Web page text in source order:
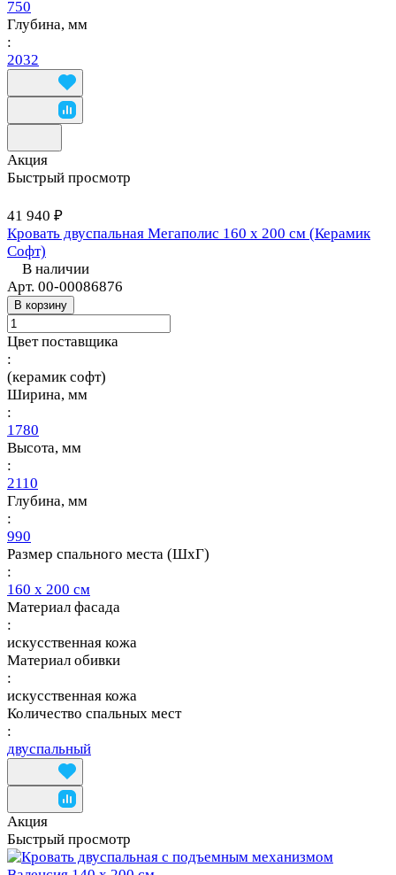
750
Глубина, мм
:
2032
Акция
Быстрый просмотр
41 940 ₽
Кровать двуспальная Мегаполис 160 х 200 см (Керамик
Софт)
В наличии
Арт. 00-00086876
В корзину
Цвет поставщика
:
(керамик софт)
Ширина, мм
:
1780
Высота, мм
:
2110
Глубина, мм
:
990
Размер спального места (ШхГ)
:
160 х 200 см
Материал фасада
:
искусственная кожа
Материал обивки
:
искусственная кожа
Количество спальных мест
:
двуспальный
Акция
Быстрый просмотр